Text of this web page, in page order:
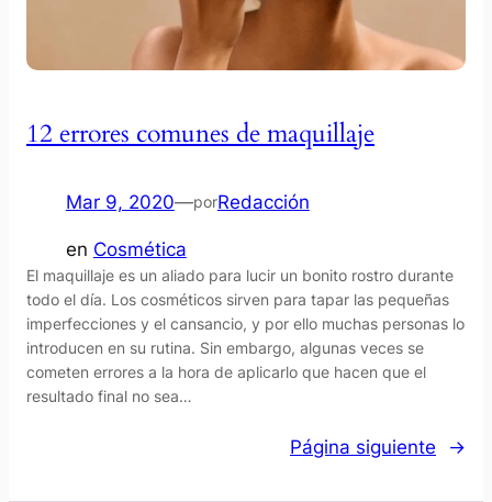
12 errores comunes de maquillaje
Mar 9, 2020—porRedacción
en Cosmética
El maquillaje es un aliado para lucir un bonito rostro durante
todo el día. Los cosméticos sirven para tapar las pequeñas
imperfecciones y el cansancio, y por ello muchas personas lo
introducen en su rutina. Sin embargo, algunas veces se
cometen errores a la hora de aplicarlo que hacen que el
resultado final no sea…
Página siguiente →